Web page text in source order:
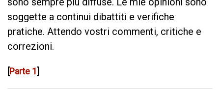
soggette a continui dibattiti e verifiche
pratiche. Attendo vostri commenti, critiche e
correzioni.
[Parte 1]